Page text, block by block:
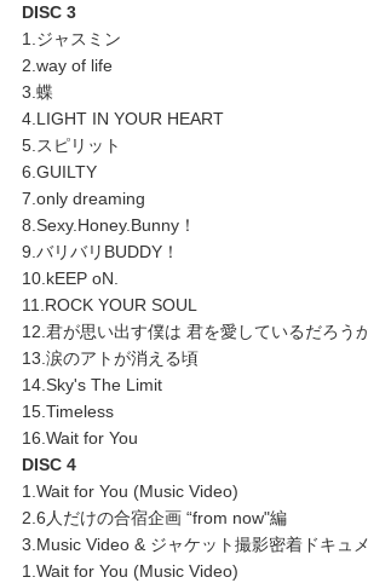
DISC 3
1.ジャスミン
2.way of life
3.蝶
4.LIGHT IN YOUR HEART
5.スピリット
6.GUILTY
7.only dreaming
8.Sexy.Honey.Bunny！
9.バリバリBUDDY！
10.kEEP oN.
11.ROCK YOUR SOUL
12.君が思い出す僕は 君を愛しているだろう
13.涙のアトが消える頃
14.Sky's The Limit
15.Timeless
16.Wait for You
DISC 4
1.Wait for You (Music Video)
2.6人だけの合宿企画 “from now"編
3.Music Video & ジャケット撮影密着ドキュ
1.Wait for You (Music Video)